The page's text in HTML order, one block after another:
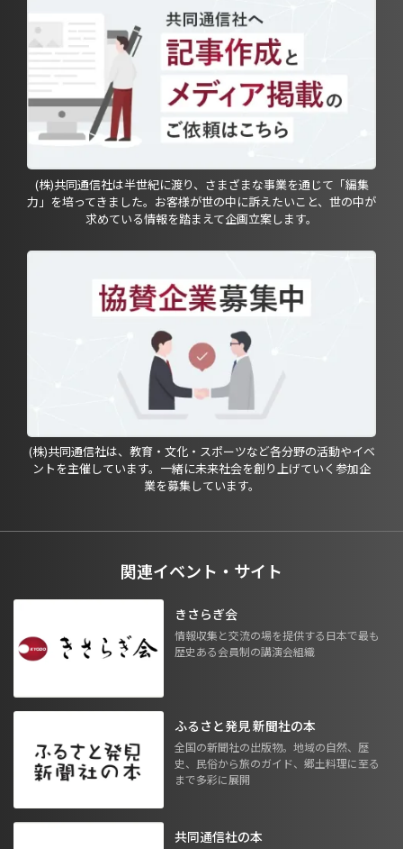
(株)共同通信社は半世紀に渡り、さまざまな事業を通じて「編集
力」を培ってきました。お客様が世の中に訴えたいこと、世の中が
求めている情報を踏まえて企画立案します。
(株)共同通信社は、教育・文化・スポーツなど各分野の活動やイベ
ントを主催しています。一緒に未来社会を創り上げていく参加企
業を募集しています。
関連イベント・サイト
きさらぎ会
情報収集と交流の場を提供する日本で最も
歴史ある会員制の講演会組織
ふるさと発見 新聞社の本
全国の新聞社の出版物。地域の自然、歴
史、民俗から旅のガイド、郷土料理に至る
まで多彩に展開
共同通信社の本